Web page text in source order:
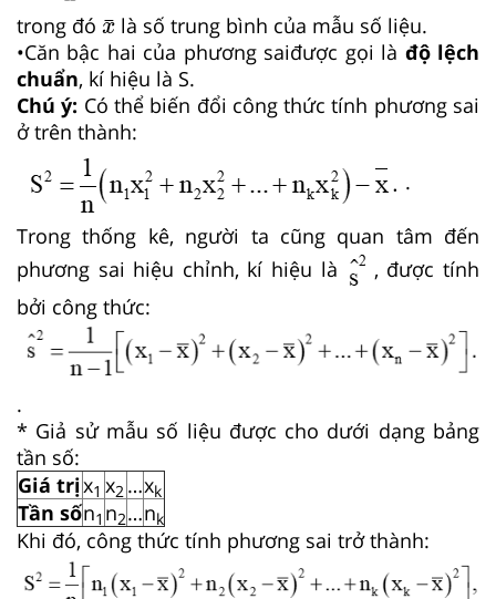
trong đó ¯
x
x ¯là số trung bình của mẫu số liệu.
•Căn bậc hai của phương saiđược gọi là độ lệch
chuẩn, kí hiệu là S.
Chú ý: Có thể biến đổi công thức tính phương sai
ở trên thành:
.
Trong thống kê, người ta cũng quan tâm đến
phương sai hiệu chỉnh, kí hiệu là
, được tính
bởi công thức:
.
* Giả sử mẫu số liệu được cho dưới dạng bảng
tần số:
Giá trịx1 x2 …xk
Tần sốn1 n2…nk
Khi đó, công thức tính phương sai trở thành: